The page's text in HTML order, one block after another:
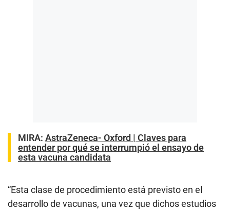
MIRA: AstraZeneca- Oxford | Claves para
entender por qué se interrumpió el ensayo de
esta vacuna candidata
“Esta clase de procedimiento está previsto en el
desarrollo de vacunas, una vez que dichos estudios